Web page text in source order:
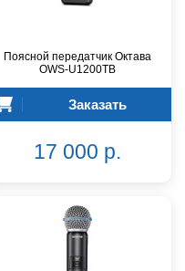
Поясной передатчик Октава
OWS-U1200TB
Заказать
17 000 р.